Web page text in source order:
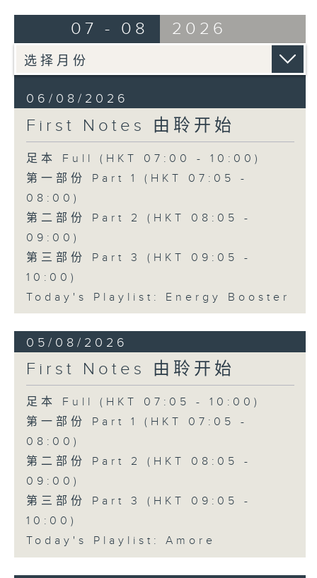
07 - 08 2026
06/08/2026
First Notes 由聆开始
足本 Full (HKT 07:00 - 10:00)
第一部份 Part 1 (HKT 07:05 -
08:00)
第二部份 Part 2 (HKT 08:05 -
09:00)
第三部份 Part 3 (HKT 09:05 -
10:00)
Today's Playlist: Energy Booster
05/08/2026
First Notes 由聆开始
足本 Full (HKT 07:05 - 10:00)
第一部份 Part 1 (HKT 07:05 -
08:00)
第二部份 Part 2 (HKT 08:05 -
09:00)
第三部份 Part 3 (HKT 09:05 -
10:00)
Today's Playlist: Amore